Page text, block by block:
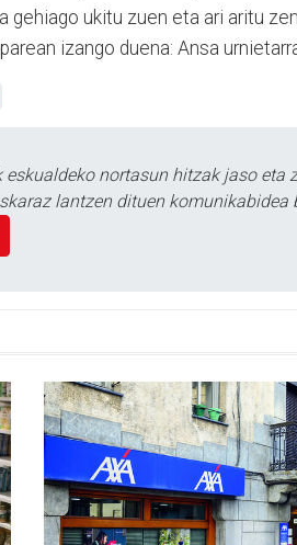
gehiago ukitu zuen eta ari aritu
izango duena: Ansa
eskualdeko nortasun hitzak jaso eta
lantzen dituen komunikabidea